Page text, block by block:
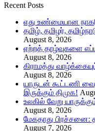
Recent Posts
எது உண்மையான
தமிழ், தமிழர்,
August 8, 2026
ஏற்றத் தாழ்வுகளை
August 8, 2026
கிராமத்து
August 8, 2026
யாருடன் கூட்டணி
இருக்கும் திமுக!
உலகில் வேறு
August 8, 2026
மேகதாது
August 7, 2026